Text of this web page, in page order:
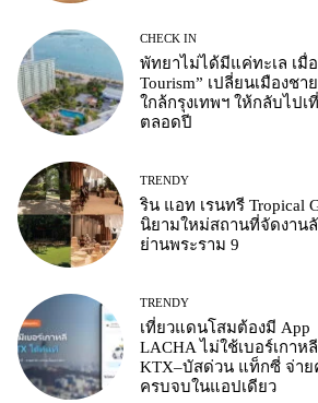
CHECK IN
พัทยาไม่ได้มีแค่ทะเล เมื่อ
Tourism” เปลี่ยนเมืองชา
ใกล้กรุงเทพฯ ให้กลับไปเ
ตลอดปี
TRENDY
ริน แอท เรนทรี Tropical
นิยามใหม่สถานที่จัดงาน
ย่านพระราม 9
TRENDY
เที่ยวแดนโสมต้องมี App
LACHA ไม่ใช้เบอร์เกาห
KTX–บัสด่วน แท็กซี่ จ่าย
ครบจบในแอปเดียว